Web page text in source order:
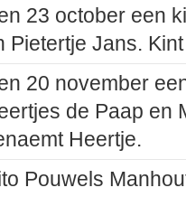
23 october een
Pietertje Jans.
20 november
de Paap en
Heertje.
Pouwels